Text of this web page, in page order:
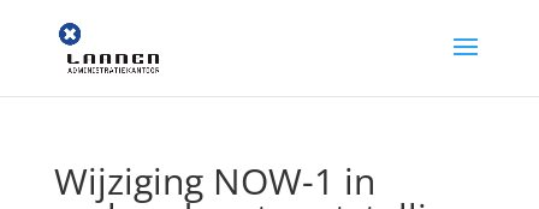
Wijziging NOW-1 in